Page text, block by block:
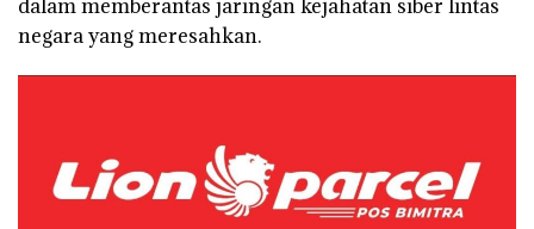
dalam memberantas jaringan kejahatan siber lintas
negara yang meresahkan.